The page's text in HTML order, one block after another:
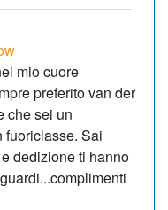
mio cuore
preferito van der
che sei un
fuoriclasse. Sai
dedizione ti hanno